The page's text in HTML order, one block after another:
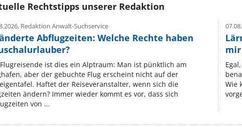
Rechtstipps unserer Redaktion
Redaktion Anwalt-Suchservice
Abflugzeiten: Welche Rechte haben
ist dies ein Alptraum: Man ist pünktlich am
aber der gebuchte Flug erscheint nicht auf der
Haftet der Reiseveranstalter, wenn sich die
ändern? Immer wieder kommt es vor, dass sich
von ...
mir
Wie